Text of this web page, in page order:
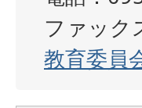
ファック
教育委員